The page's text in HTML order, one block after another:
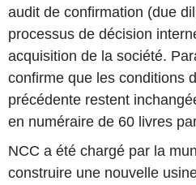
audit de confirmation (due
processus de décision
acquisition de la société.
confirme que les conditions
précédente restent
en numéraire de 60 livres
NCC a été chargé par la
construire une nouvelle